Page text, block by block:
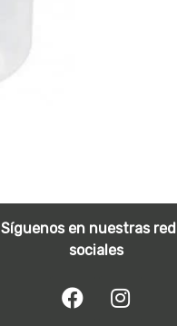
Síguenos en nuestras
sociales